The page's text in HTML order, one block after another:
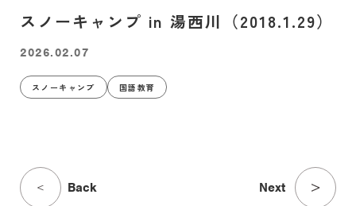
スノーキャンプ in 湯西川（2018.1.29）
2026.02.07
スノーキャンプ 国語教育